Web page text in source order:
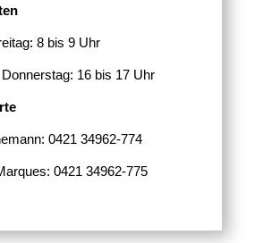
8 bis 9 Uhr
16 bis 17 Uhr
0421 34962-774
0421 34962-775